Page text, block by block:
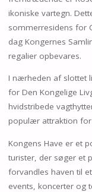
ikoniske vartegn.
sommerresidens for
dag Kongernes
regalier opbevares.
I nærheden af slottet
for Den Kongelige
hvidstribede
populær attraktion
Kongens Have er et
turister, der søger et
forvandles haven til
events, koncerter og